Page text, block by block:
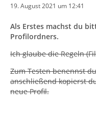
19. August 2021 um 12:41
Als Erstes machst du
Profilordners.
Ich glaube die Regeln
Zum Testen benennst
anschließend kopierst
neue Profil.